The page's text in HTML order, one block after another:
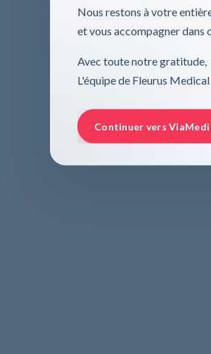
Nous restons à votre
et vous accompagner dans
Avec toute notre gratitude,
L'équipe de Fleurus Medical
Continuer vers ViaMedi